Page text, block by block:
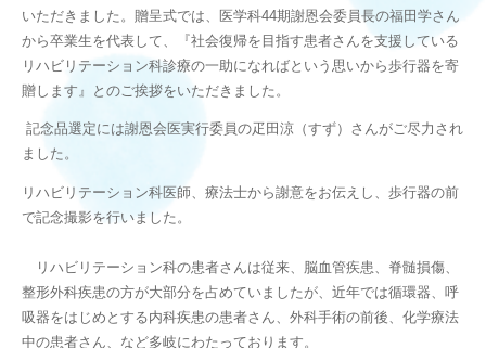
いただきました。贈呈式では、医学科44期謝恩会委員長の福田学さん
から卒業生を代表して、『社会復帰を目指す患者さんを支援している
リハビリテーション科診療の一助になればという思いから歩行器を寄
贈します』とのご挨拶をいただきました。
記念品選定には謝恩会医実行委員の疋田涼（すず）さんがご尽力され
ました。
リハビリテーション科医師、療法士から謝意をお伝えし、歩行器の前
で記念撮影を行いました。
リハビリテーション科の患者さんは従来、脳血管疾患、脊髄損傷、
整形外科疾患の方が大部分を占めていましたが、近年では循環器、呼
吸器をはじめとする内科疾患の患者さん、外科手術の前後、化学療法
中の患者さん、など多岐にわたっております。